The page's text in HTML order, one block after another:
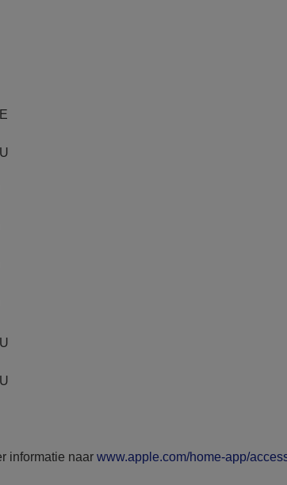
informatie naar www.apple.com/home-app/